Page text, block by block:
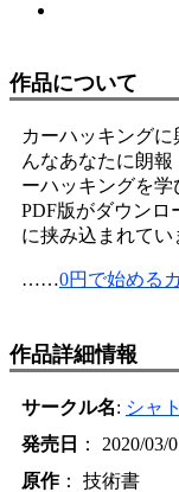
作品について
カーハッキング
んなあなたに朗
ーハッキングを
PDF版がダウンロ
に挟み込まれてい
……0円で始める
作品詳細情報
サークル名: シャ
発売日
： 2020/03/
原作： 技術書